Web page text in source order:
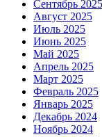
Сентябрь 2025
Август 2025
Июль 2025
Июнь 2025
Май 2025
Апрель 2025
Март 2025
Февраль 2025
Январь 2025
Декабрь 2024
Ноябрь 2024